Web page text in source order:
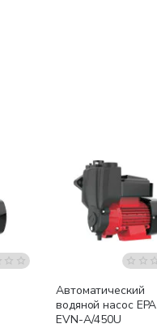
Бесплатная доставка
Автоматический
водяной насос EPA
EVN-A/450U